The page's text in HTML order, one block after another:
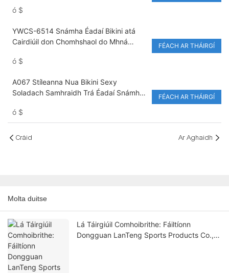
rialta
ó $
YWCS-6514 Snámha Éadaí Bikini atá
Cairdiúil don Chomhshaol do Mhná
Dearadh Paistí Bikini Scoilte do Mhná
ó $
FÉACH AR THÁIRGÍ
A067 Stíleanna Nua Bikini Sexy
Soladach Samhraidh Trá Éadaí Snámha
ó $
FÉACH AR THÁIRGÍ
Cráid Ar Aghaidh
Molta duitse
Lá Táirgiúil Comhoibrithe: Fáiltíonn
Dongguan LanTeng Sports Products Co.,